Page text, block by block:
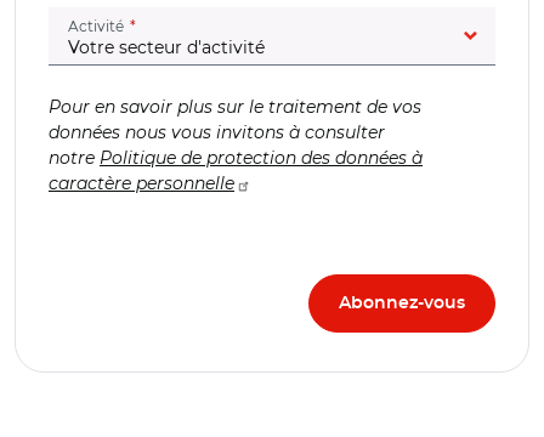
Activité (champ obligatoire)
Pour en savoir plus sur le traitement de vos
données nous vous invitons à consulter
notre Politique de protection des données à
caractère personnelle